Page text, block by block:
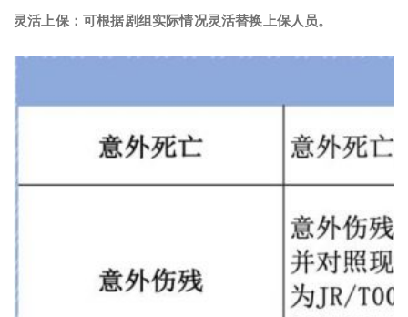
灵活上保： 可根据剧组实际情况灵活替换上保人员。